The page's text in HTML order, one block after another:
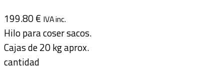
199.80€ IVA inc.
Hilo para coser sacos.
Cajas de 20 kg aprox.
cantidad